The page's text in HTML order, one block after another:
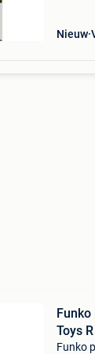
Nieuw
Funko
Toys
Funko